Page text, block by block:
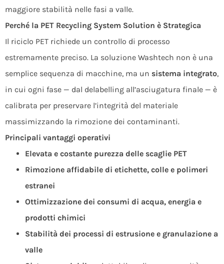
maggiore stabilità nelle fasi a valle.
Perché la PET Recycling System Solution è Strategica
Il riciclo PET richiede un controllo di processo
estremamente preciso. La soluzione Washtech non è una
semplice sequenza di macchine, ma un sistema integrato,
in cui ogni fase — dal delabelling all’asciugatura finale — è
calibrata per preservare l’integrità del materiale
massimizzando la rimozione dei contaminanti.
Principali vantaggi operativi
Elevata e costante purezza delle scaglie PET
Rimozione affidabile di etichette, colle e polimeri
estranei
Ottimizzazione dei consumi di acqua, energia e
prodotti chimici
Stabilità dei processi di estrusione e granulazione a
valle